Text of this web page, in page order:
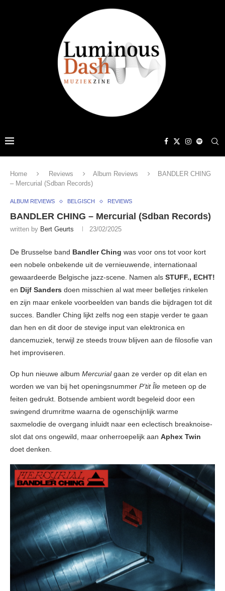
Home Reviews Album Reviews
BANDLER CHING
– Mercurial (Sdban Records)
ALBUM REVIEWS BELGISCH REVIEWS
BANDLER CHING – Mercurial (Sdban Records)
written by Bert Geurts 23/02/2025
De Brusselse band Bandler Ching was voor ons tot voor kort
een nobele onbekende uit de vernieuwende, internationaal
gewaardeerde Belgische jazz-scene. Namen als STUFF., ECHT!
en Dijf Sanders doen misschien al wat meer belletjes rinkelen
en zijn maar enkele voorbeelden van bands die bijdragen tot dit
succes. Bandler Ching lijkt zelfs nog een stapje verder te gaan
dan hen en dit door de stevige input van elektronica en
dancemuziek, terwijl ze steeds trouw blijven aan de filosofie van
het improviseren.
Op hun nieuwe album Mercurialgaan ze verder op dit elan en
worden we van bij het openingsnummer P’tit Île meteen op de
feiten gedrukt. Botsende ambient wordt begeleid door een
swingend drumritme waarna de ogenschijnlijk warme
saxmelodie de overgang inluidt naar een eclectisch breaknoise-
slot dat ons ongewild, maar onherroepelijk aan Aphex Twin
doet denken.